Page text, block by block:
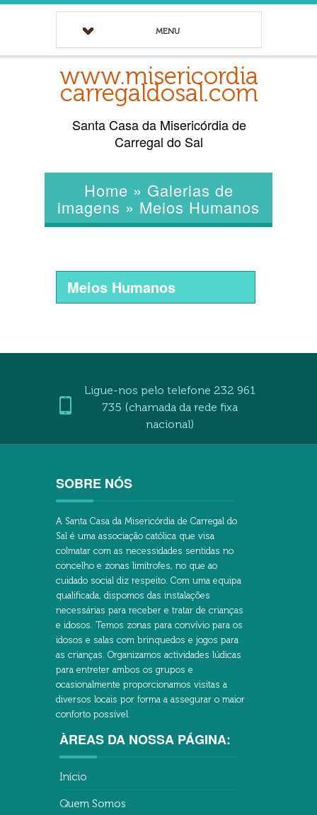
MENU
www.misericordia
carregaldosal.com
Santa Casa da Misericórdia de
Carregal do Sal
Home » Galerias de
imagens » Meios Humanos
Meios Humanos
Ligue-nos pelo telefone 232 961
735 (chamada da rede fixa
nacional)
SOBRE NÓS
A Santa Casa da Misericórdia de Carregal do
Sal é uma associação católica que visa
colmatar com as necessidades sentidas no
concelho e zonas limítrofes, no que ao
cuidado social diz respeito. Com uma equipa
qualificada, dispomos das instalações
necessárias para receber e tratar de crianças
e idosos. Temos zonas para convívio para os
idosos e salas com brinquedos e jogos para
as crianças. Organizamos actividades lúdicas
para entreter ambos os grupos e
ocasionalmente proporcionamos visitas a
diversos locais por forma a assegurar o maior
conforto possível.
ÀREAS DA NOSSA PÁGINA:
Início
Quem Somos